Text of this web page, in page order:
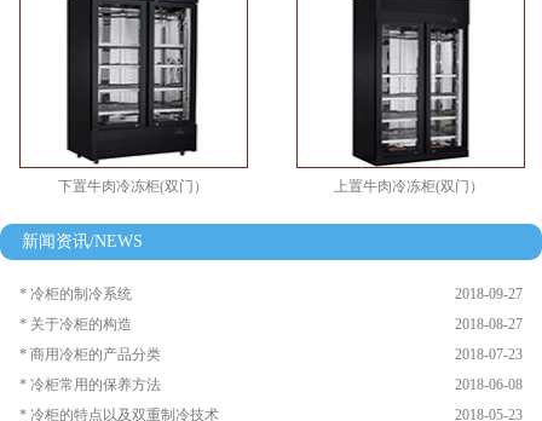
下置牛肉冷冻柜(双门） 上置牛肉冷冻柜(双门）
新闻资讯/NEWS
2018-09-27
* 冷柜的制冷系统
2018-08-27
* 关于冷柜的构造
2018-07-23
* 商用冷柜的产品分类
2018-06-08
* 冷柜常用的保养方法
2018-05-23
* 冷柜的特点以及双重制冷技术